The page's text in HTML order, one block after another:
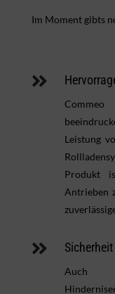
Im Moment gibts

Leistung
Produkt
Antrieben

Auch